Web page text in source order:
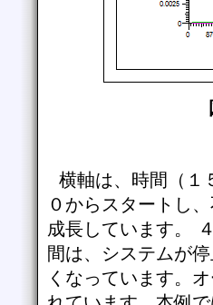
横軸は、時間（１
０からスタートし
成長しています。
間は、システムが
くなっています。